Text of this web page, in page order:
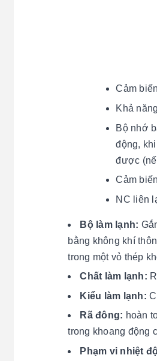
Cảm
Khả
Bộ nhớ
động,
được
Cảm
NC liên
Bộ làm lạnh:
bằng không khí
trong một vỏ thép
Chất làm lạnh:
Kiểu làm lạnh:
Rã đông: hoàn
trong khoang động
Phạm vi nhiệt